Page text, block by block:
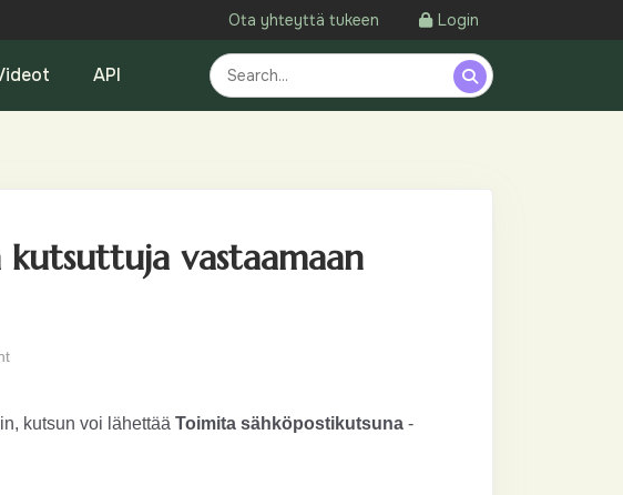
Ota yhteyttä tukeen Login
API
vastaamaan
kutsun voi lähettää Toimita sähköpostikutsuna -